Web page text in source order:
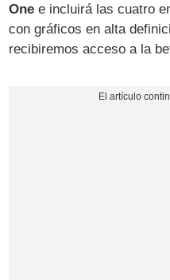
One e incluirá las cuatro
con gráficos en alta
recibiremos acceso a la